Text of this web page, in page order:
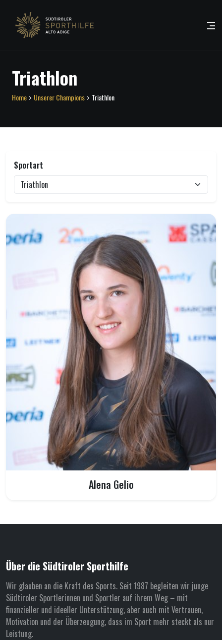
Triathlon
Home Unserer Champions Triathlon
Sportart
Alena Gelio
Über die Südtiroler Sporthilfe
Wir glauben an die Kraft des Sports. Seit 1987 begleiten wir junge
Südtiroler Sportlerinnen und Sportler auf ihrem Weg – mit
finanzieller und ideeller Unterstützung, aber auch mit Vertrauen,
Motivation und der Überzeugung, dass im Sport mehr steckt als nur
Leistung.